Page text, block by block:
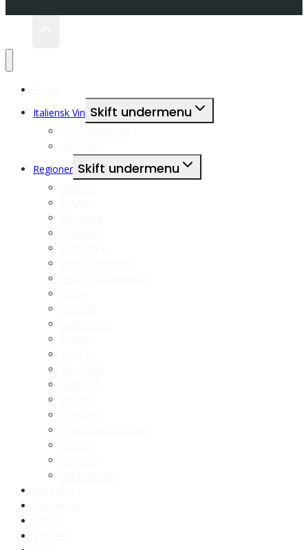
Italiensk Vin Skift undermenu
Regioner Skift undermenu